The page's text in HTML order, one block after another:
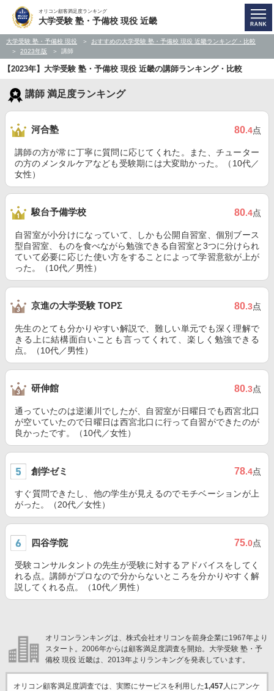
オリコン顧客満足度ランキング
大学受験 塾・予備校 現役 近畿
大学受験 塾・予備校 現役
おすすめの大学受験 塾・予備校 現役 近畿ランキング・比較
2023年版
講師
【2023年】大学受験 塾・予備校 現役 近畿の講師ランキング・比較
講師 満足度ランキング
河合塾 80.4点
講師の方が常に丁寧に質問に応じてくれた。また、チューター
の方のメンタルケアなども受験期には大変助かった。（10代／
女性）
駿台予備学校 80.4点
自習室が小分けになっていて、しかも公開自習室、個別ブース
型自習室、ものを食べながら勉強できる自習室と3つに分けられ
ていて必要に応じた使い方をすることによって学習意欲が上が
った。（10代／男性）
京進の大学受験 TOPΣ 80.3点
先生のとても分かりやすい解説で、難しい単元でも深く理解で
きる上に結構面白いことも言ってくれて、楽しく勉強できる
点。（10代／男性）
研伸館 80.3点
通っていたのは逆瀬川でしたが、自習室が日曜日でも西宮北口
が空いていたので日曜日は西宮北口に行って自習ができたのが
良かったです。（10代／女性）
創学ゼミ 78.4点
すぐ質問できたし、他の学生が見えるのでモチベーションが上
がった。（20代／女性）
四谷学院 75.0点
受験コンサルタントの先生が受験に対するアドバイスをしてく
れる点。講師がプロなので分からないところを分かりやすく解
説してくれる点。（10代／男性）
オリコンランキングは、株式会社オリコンを前身企業に1967年より
スタート。2006年からは顧客満足度調査を開始。大学受験 塾・予
備校 現役 近畿は、2013年よりランキングを発表しています。
オリコン顧客満足度調査では、実際にサービスを利用した1,457人にアンケ